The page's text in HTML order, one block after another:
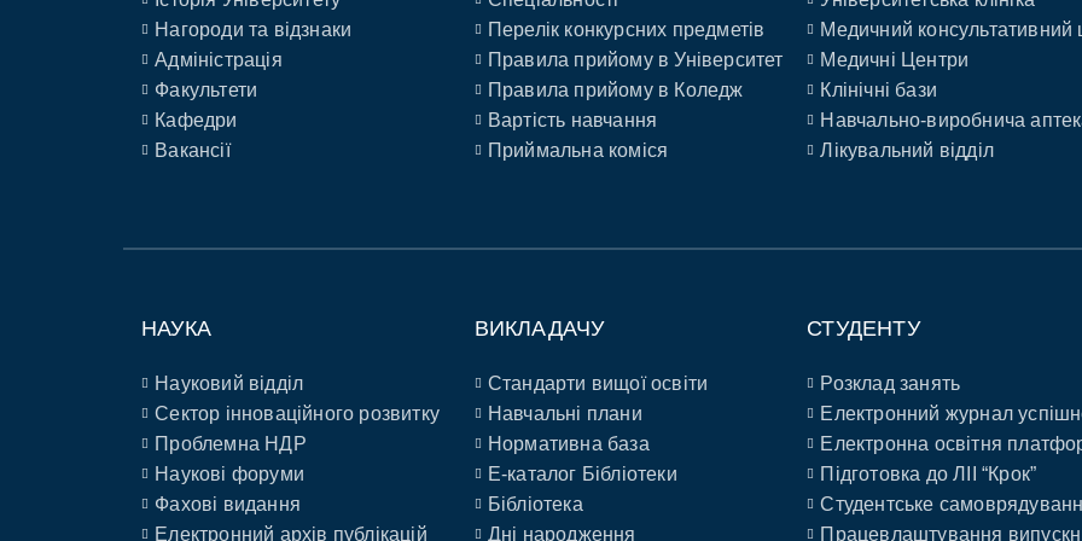
Нагороди та відзнаки
Адміністрація
Факультети
Кафедри
Вакансії
Перелік конкурсних предметів
Правила прийому в Університет
Правила прийому в Коледж
Вартість навчання
Приймальна коміся
Медичний консультативний
Медичні Центри
Клінічні бази
Навчально-виробнича
Лікувальний відділ
НАУКА
Науковий відділ
Сектор інноваційного розвитку
Проблемна НДР
Наукові форуми
Фахові видання
Електронний архів публікацій
ВИКЛАДАЧУ
Стандарти вищої освіти
Навчальні плани
Нормативна база
E-каталог Бібліотеки
Бібліотека
Дні народження
СТУДЕНТУ
Розклад занять
Електронний журнал
Електронна освітня
Підготовка до ЛІІ “Крок”
Студентське
Працевлаштування